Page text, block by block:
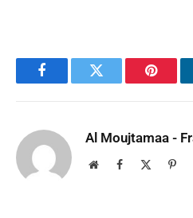
FacebookTwitter
Al Moujtamaa -
WebsiteFacebook